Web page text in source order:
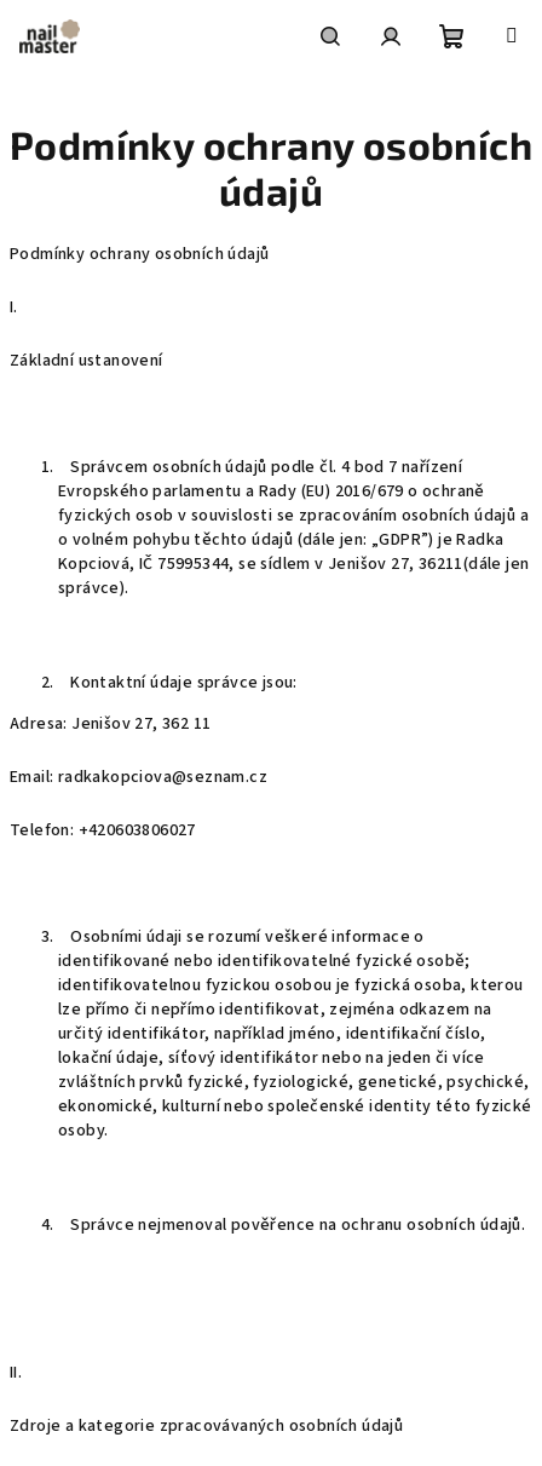
obsah
košík
Podmínky ochrany osobních
údajů
Podmínky ochrany osobních údajů
I.
Základní ustanovení
Správcem osobních údajů podle čl. 4 bod 7 nařízení
Evropského parlamentu a Rady (EU) 2016/679 o ochraně
fyzických osob v souvislosti se zpracováním osobních údajů a
o volném pohybu těchto údajů (dále jen: „GDPR”) je Radka
Kopciová, IČ 75995344, se sídlem v Jenišov 27, 36211(dále jen
správce).
Kontaktní údaje správce jsou:
Adresa: Jenišov 27, 362 11
Email: radkakopciova@seznam.cz
Telefon: +420603806027
Osobními údaji se rozumí veškeré informace o
identifikované nebo identifikovatelné fyzické osobě;
identifikovatelnou fyzickou osobou je fyzická osoba, kterou
lze přímo či nepřímo identifikovat, zejména odkazem na
určitý identifikátor, například jméno, identifikační číslo,
lokační údaje, síťový identifikátor nebo na jeden či více
zvláštních prvků fyzické, fyziologické, genetické, psychické,
ekonomické, kulturní nebo společenské identity této fyzické
osoby.
Správce nejmenoval pověřence na ochranu osobních údajů.
II.
Zdroje a kategorie zpracovávaných osobních údajů